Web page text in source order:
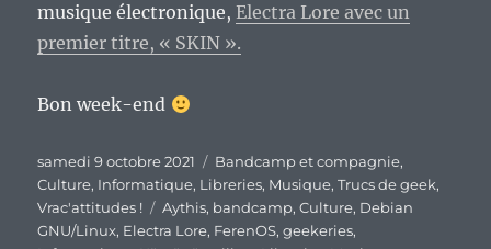
musique électronique,Electra Lore avec un
premier titre, « SKIN ».
Bon week-end
Publié
le
samedi 9 octobre 2021 Catégories
Bandcamp et compagnie,
Culture, Informatique, Libreries, Musique,Trucs de geek,
Vrac'attitudes !
Étiquettes
Aythis, bandcamp,Culture, Debian
GNU/Linux, Electra Lore, FerenOS,geekeries,